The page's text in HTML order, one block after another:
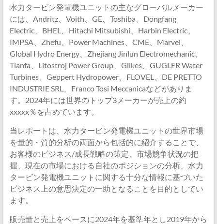
水力タービン発電機ユニットの主なグローバルメーカー
には、Andritz、Voith、GE、Toshiba、Dongfang
Electric、BHEL、Hitachi Mitsubishi、Harbin Electric、
IMPSA、Zhefu、Power Machines、CME、Marvel、
Global Hydro Energy、Zhejiang Jinlun Electromechanic、
Tianfa、Litostroj Power Group、Gilkes、GUGLER Water
Turbines、Geppert Hydropower、FLOVEL、DE PRETTO
INDUSTRIE SRL、Franco Tosi Meccanicaなどがありま
す。2024年には世界のトップ3メーカーが売上の約
xxxxx％を占めています。
当レポートは、水力タービン発電機ユニットの世界市場
を量的・質的分析の両面から包括的に紹介することで、
お客様のビジネス/成長戦略の策定、市場競争状況の把
握、現在の市場における自社のポジションの分析、水力
タービン発電機ユニットに関する十分な情報に基づいた
ビジネス上の意思決定の一助となることを目的としてい
ます。
販売量と売上をベースに2024年を基準年とし2019年から